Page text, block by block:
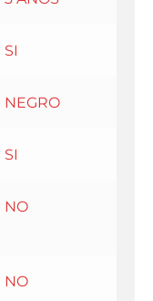
SI
NEGRO
SI
NO
NO